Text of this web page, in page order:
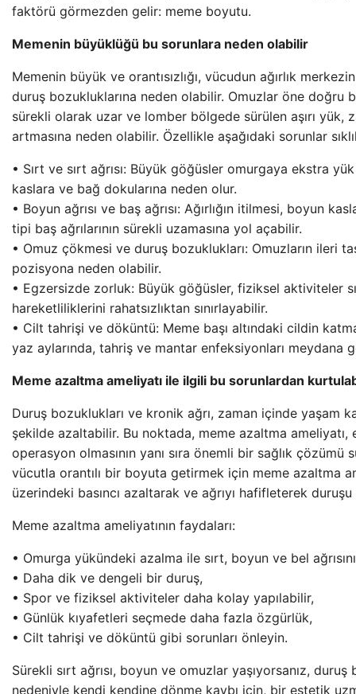
faktörü görmezden gelir: meme boyutu.
Memenin büyüklüğü bu sorunlara neden olabilir
Memenin büyük ve orantısızlığı, vücudun ağırlık
duruş bozukluklarına neden olabilir. Omuzlar öne doğru
sürekli olarak uzar ve lomber bölgede sürülen aşırı yük,
artmasına neden olabilir. Özellikle aşağıdaki sorunlar
• Sırt ve sırt ağrısı: Büyük göğüsler omurgaya ekstra
kaslara ve bağ dokularına neden olur.
• Boyun ağrısı ve baş ağrısı: Ağırlığın itilmesi, boyun
tipi baş ağrılarının sürekli uzamasına yol açabilir.
• Omuz çökmesi ve duruş bozuklukları: Omuzların ileri
pozisyona neden olabilir.
• Egzersizde zorluk: Büyük göğüsler, fiziksel aktiviteler
hareketliliklerini rahatsızlıktan sınırlayabilir.
• Cilt tahrişi ve döküntü: Meme başı altındaki cildin
yaz aylarında, tahriş ve mantar enfeksiyonları meydana
Meme azaltma ameliyatı ile ilgili bu sorunlardan
Duruş bozuklukları ve kronik ağrı, zaman içinde yaşam
şekilde azaltabilir. Bu noktada, meme azaltma ameliyatı,
operasyon olmasının yanı sıra önemli bir sağlık çözümü
vücutla orantılı bir boyuta getirmek için meme azaltma
üzerindeki basıncı azaltarak ve ağrıyı hafifleterek
Meme azaltma ameliyatının faydaları:
• Omurga yükündeki azalma ile sırt, boyun ve bel
• Daha dik ve dengeli bir duruş,
• Spor ve fiziksel aktiviteler daha kolay yapılabilir,
• Günlük kıyafetleri seçmede daha fazla özgürlük,
• Cilt tahrişi ve döküntü gibi sorunları önleyin.
Sürekli sırt ağrısı, boyun ve omuzlar yaşıyorsanız, duruş
nedeniyle kendi kendine dönme kaybı için, bir estetik